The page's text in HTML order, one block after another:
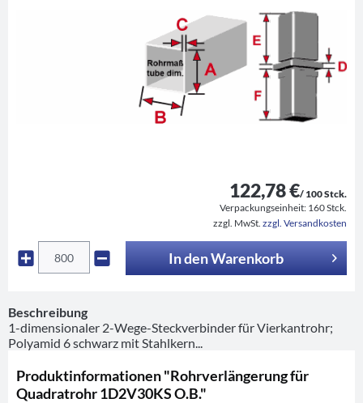
122,78 €/ 100 Stck.
Verpackungseinheit: 160 Stck.
zzgl. MwSt. zzgl. Versandkosten
In denWarenkorb
Beschreibung
1-dimensionaler 2-Wege-Steckverbinder für Vierkantrohr;
Polyamid 6 schwarz mit Stahlkern...
Produktinformationen "Rohrverlängerung für
Quadratrohr 1D2V30KS O.B."